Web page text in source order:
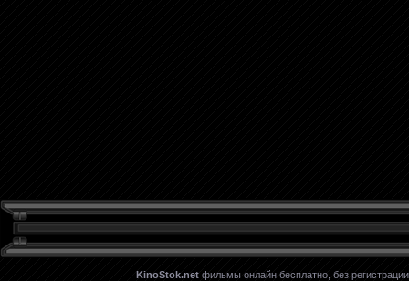
KinoStok.net фильмы онлайн бесплатно, без